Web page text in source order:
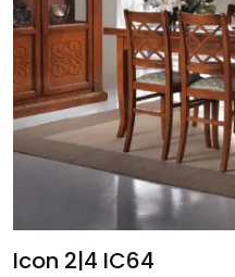
Icon 2|4 IC64